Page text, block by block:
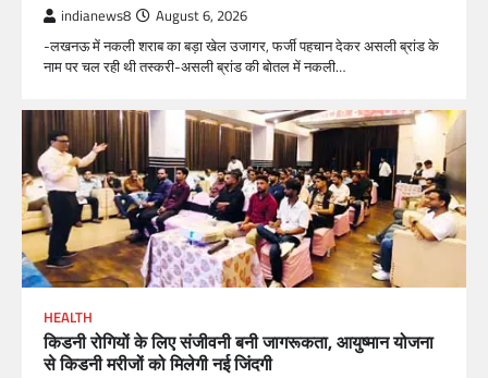
indianews8 August 6, 2026
-लखनऊ में नकली शराब का बड़ा खेल उजागर, फर्जी पहचान देकर असली ब्रांड के
नाम पर चल रही थी तस्करी-असली ब्रांड की बोतल में नकली…
HEALTH
किडनी रोगियों के लिए संजीवनी बनी जागरूकता, आयुष्मान योजना
से किडनी मरीजों को मिलेगी नई जिंदगी